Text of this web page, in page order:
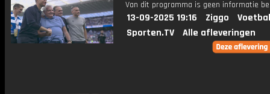
Van dit programma is geen informatie
13-09-2025 19:16 Ziggo
Sporten.TV
Alle afleveringen